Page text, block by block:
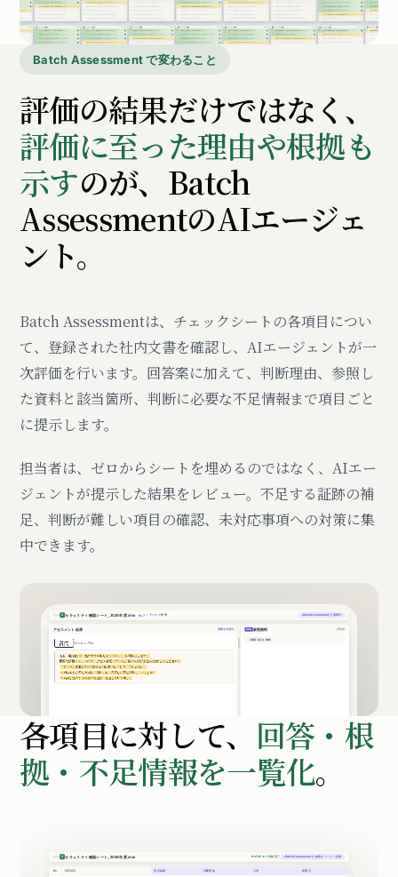
Batch Assessment で変わること
評価の結果だけではなく、
評価に至った理由や根拠も
示すのが、Batch
AssessmentのAIエージェ
ント。
Batch Assessmentは、チェックシートの各項目につい
て、登録された社内文書を確認し、AIエージェントが一
次評価を行います。回答案に加えて、判断理由、参照し
た資料と該当箇所、判断に必要な不足情報まで項目ごと
に提示します。
担当者は、ゼロからシートを埋めるのではなく、AIエー
ジェントが提示した結果をレビュー。不足する証跡の補
足、判断が難しい項目の確認、未対応事項への対策に集
中できます。
各項目に対して、 回答・根
拠・不足情報を一覧化。